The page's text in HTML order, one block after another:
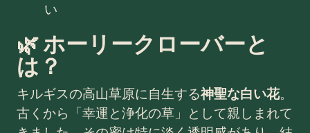
い
🌿 ホーリークローバーと
は？
キルギスの高山草原に自生する神聖な白い花。
古くから「幸運と浄化の草」として親しまれて